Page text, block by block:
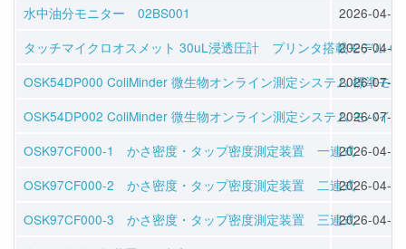
水中油分モニター 02BS001
2026-04-30
タッチマイクロオスメット 30uL浸透圧計 プリンタ搭載モデル
2026-04-16
OSK54DP000 ColiMinder 微生物オンライン測定システム 標準モ
2026-07-08
OSK54DP002 ColiMinder 微生物オンライン測定システム モバイ
2026-07-08
OSK97CF000-1 かさ密度・タップ密度測定装置 一連式2026-04-30
OSK97CF000-2 かさ密度・タップ密度測定装置 二連式2026-04-30
OSK97CF000-3 かさ密度・タップ密度測定装置 三連式2026-04-30